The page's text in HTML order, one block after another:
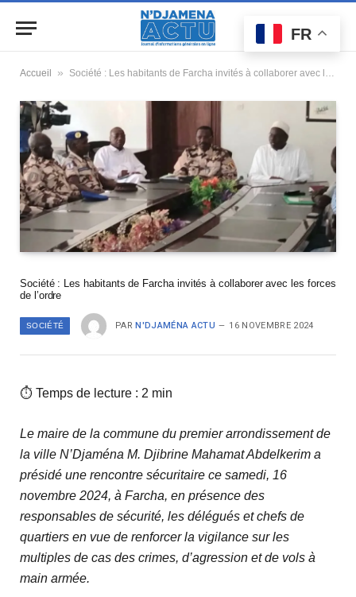
Accueil » Société : Les habitants de Farcha invités à collaborer avec les forces de l’ordre
Société : Les habitants de Farcha invités à collaborer avec les forces
de l’ordre
SOCIÉTÉ PAR N'DJAMÉNA ACTU 16 NOVEMBRE 2024
⏱ Temps de lecture : 2 min
Le maire de la commune du premier arrondissement de
la ville N’Djaména M. Djibrine Mahamat Abdelkerim a
présidé une rencontre sécuritaire ce samedi, 16
novembre 2024, à Farcha, en présence des
responsables de sécurité, les délégués et chefs de
quartiers en vue de renforcer la vigilance sur les
multiples de cas des crimes, d’agression et de vols à
main armée.
FR